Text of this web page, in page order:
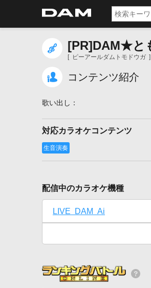
[PR]DAM★と
[ ピーアールダムトモドウガ ]
コンテンツ紹介
対応カラオケコンテンツ
配信中のカラオケ機種
LIVE DAM Ai